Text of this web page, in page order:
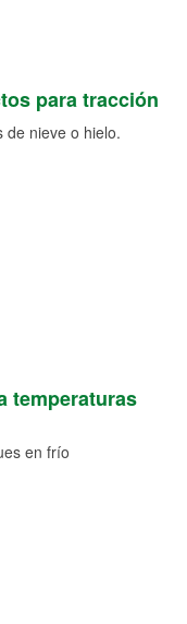
para tracción
de nieve o hielo.
temperaturas
en frío